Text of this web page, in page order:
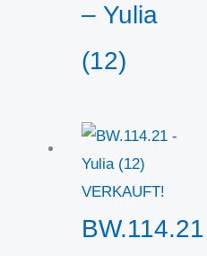
– Yulia
(12)
VERKAUFT!
BW.114.21